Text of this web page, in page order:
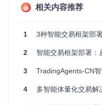
感度
部署前需对目标环境进行
计算资源：CPU核心数
依赖服务：MongoDB、
方案匹配：三种部署
相关内容推荐
1 3种智能交易框架部署方
2 智能交易框架部署：从
3 TradingAgents-CN智
4 多智能体量化交易解决